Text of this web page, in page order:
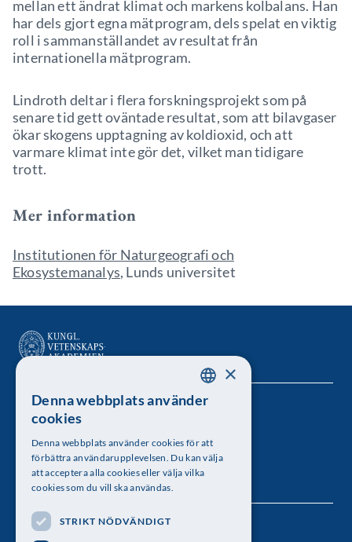
mellan ett ändrat klimat och markens kolbalans. Han
har dels gjort egna mätprogram, dels spelat en viktig
roll i sammanställandet av resultat från
internationella mätprogram.
Lindroth deltar i flera forskningsprojekt som på
senare tid gett oväntade resultat, som att bilavgaser
ökar skogens upptagning av koldioxid, och att
varmare klimat inte gör det, vilket man tidigare
trott.
Mer information
Institutionen för Naturgeografi och
Ekosystemanalys, Lunds universitet
Kungl. Vetenskapsakademien
Besöksadress: Lilla Frescativägen 4A
Telefon: 08-673 95 00
Följ oss
SWEDISH
×
Denna webbplats använder
cookies
Denna webbplats använder cookies för att
förbättra användarupplevelsen. Du kan välja
att acceptera alla cookies eller välja vilka
cookies som du vill ska användas.
STRIKT NÖDVÄNDIGT